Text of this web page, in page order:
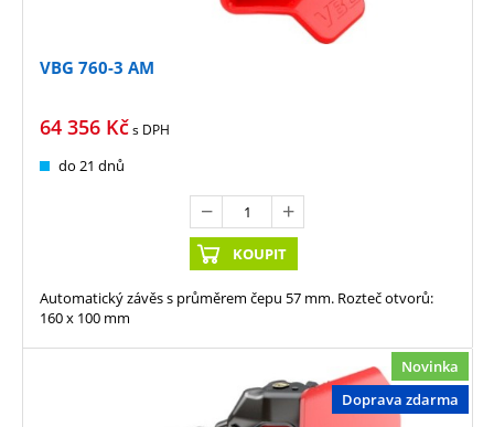
VBG 760-3 AM
64 356 Kčs DPH
do 21 dnů
KOUPIT
Automatický závěs s průměrem čepu 57 mm. Rozteč otvorů:
160 x 100 mm
Novinka
Doprava zdarma